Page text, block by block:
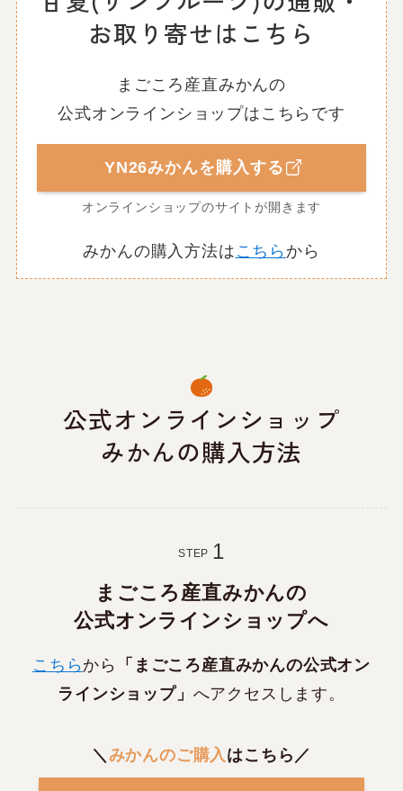
お取り寄せはこちら
まごころ産直みかんの
公式オンラインショップはこちらです
YN26みかんを購入する
オンラインショップのサイトが開きます
みかんの購入方法は こちら から
公式オンラインショップ
みかんの購入方法
STEP
まごころ産直みかんの
公式オンラインショップへ
こちらから
「まごころ産直みかんの公式オン
ラインショップ」 へアクセスします。
＼ みかんのご購入 はこちら／